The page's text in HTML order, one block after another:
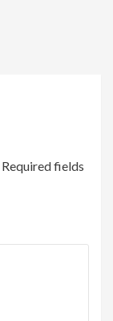
Required fields